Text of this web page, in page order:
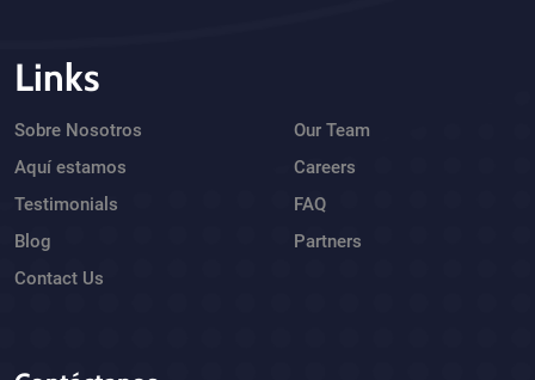
Links
Sobre Nosotros
Aquí estamos
Testimonials
Blog
Contact Us
Our Team
Careers
FAQ
Partners